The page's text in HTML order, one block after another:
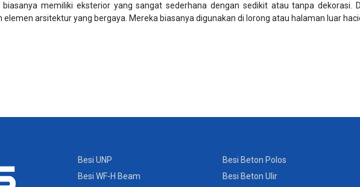
memiliki eksterior yang sangat sederhana dengan sedikit atau tanpa dekorasi.
arsitektur yang bergaya. Mereka biasanya digunakan di lorong atau halaman luar
Besi UNP
Besi WF-H Beam
Besi Beton Polos
Besi Beton Ulir